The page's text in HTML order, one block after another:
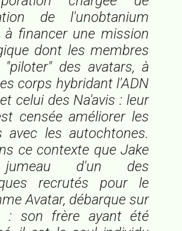
de l'unobtanium
à financer une mission
dont les membres
"piloter" des avatars, à
corps hybridant l'ADN
celui des Na'avis : leur
censée améliorer les
avec les autochtones.
ce contexte que Jake
jumeau d'un des
recrutés pour le
Avatar, débarque sur
: son frère ayant été